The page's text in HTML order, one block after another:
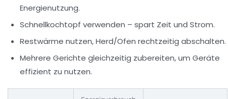
Energienutzung.
Schnellkochtopf verwenden – spart Zeit und Strom.
Restwärme nutzen, Herd/Ofen rechtzeitig abschalten.
Mehrere Gerichte gleichzeitig zubereiten, um Geräte
effizient zu nutzen.